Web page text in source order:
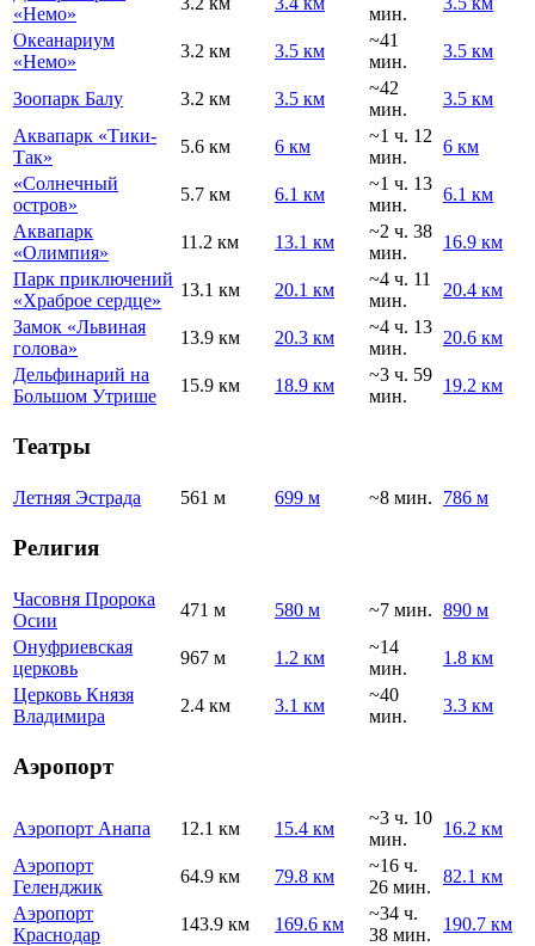
«Немо»
мин.
Океанариум
«Немо»
3.2 км 3.5 км
~41
мин.
3.5 км
Зоопарк Балу 3.2 км 3.5 км
~42
мин.
3.5 км
Аквапарк «Тики-
Так»
5.6 км 6 км
~1 ч. 12
мин.
6 км
«Солнечный
остров»
5.7 км 6.1 км
~1 ч. 13
мин.
6.1 км
Аквапарк
«Олимпия»
11.2 км 13.1 км
~2 ч. 38
мин.
16.9 км
Парк приключений
«Храброе сердце»
13.1 км 20.1 км
~4 ч. 11
мин.
20.4 км
Замок «Львиная
голова»
13.9 км 20.3 км
~4 ч. 13
мин.
20.6 км
Дельфинарий на
Большом Утрише
15.9 км 18.9 км
~3 ч. 59
мин.
19.2 км
Театры
Летняя Эстрада 561 м 699 м ~8 мин. 786 м
Религия
Часовня Пророка
Осии
471 м 580 м ~7 мин. 890 м
Онуфриевская
церковь
967 м 1.2 км
~14
мин.
1.8 км
Церковь Князя
Владимира
2.4 км 3.1 км
~40
мин.
3.3 км
Аэропорт
Аэропорт Анапа 12.1 км 15.4 км
~3 ч. 10
мин.
16.2 км
Аэропорт
Геленджик
64.9 км 79.8 км
~16 ч.
26 мин.
82.1 км
Аэропорт
Краснодар
143.9 км 169.6 км
~34 ч.
38 мин.
190.7 км